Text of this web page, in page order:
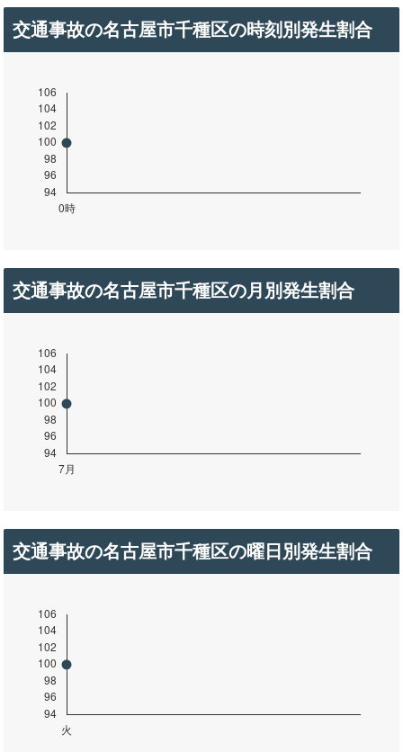
交通事故の名古屋市千種区の時刻別発生割合
交通事故の名古屋市千種区の月別発生割合
交通事故の名古屋市千種区の曜日別発生割合